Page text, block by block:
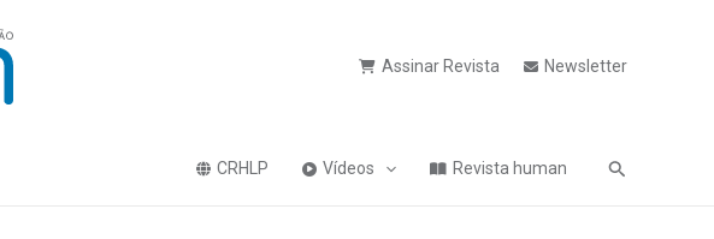
Assinar Revista Newsletter
CRHLP Vídeos Revista human Pesquisa